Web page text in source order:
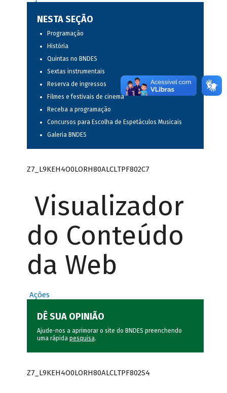
NESTA SEÇÃO
Programação
História
Quintas no BNDES
Sextas instrumentais
Reserva de ingressos
Filmes e festivais de cinema
Receba a programação
Concursos para Escolha de Espetáculos Musicais
Galeria BNDES
Z7_L9KEH4O0LORH80ALCLTPF802C7
Visualizador
do Conteúdo
da Web
Ações
DÊ SUA OPINIÃO
Ajude-nos a aprimorar o site do BNDES preenchendo
uma rápida pesquisa.
Z7_L9KEH4O0LORH80ALCLTPF802S4